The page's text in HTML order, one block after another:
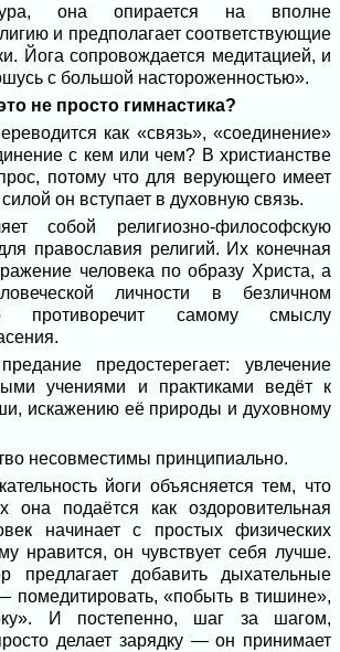
она опирается на вполне
и предполагает соответствующие
Йога сопровождается медитацией, и
с большой настороженностью».
не просто гимнастика?
как «связь», «соединение»
с кем или чем? В христианстве
потому что для верующего имеет
он вступает в духовную связь.
собой религиозно-философскую
православия религий. Их конечная
человека по образу Христа, а
личности в безличном
противоречит самому смыслу
предостерегает: увлечение
учениями и практиками ведёт к
искажению её природы и духовному
несовместимы принципиально.
йоги объясняется тем, что
она подаётся как оздоровительная
начинает с простых физических
нравится, он чувствует себя лучше.
предлагает добавить дыхательные
помедитировать, «побыть в тишине»,
И постепенно, шаг за шагом,
делает зарядку — он принимает